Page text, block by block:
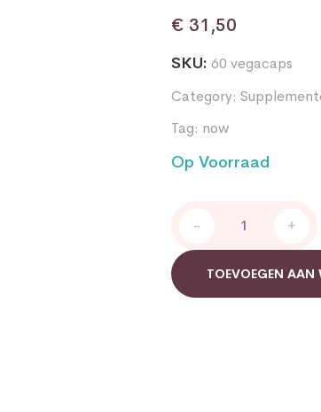
€ 31,50
SKU: 60 vegacaps
Category:
Tag: now
Op Voorraad
Now
quantity
- +
TOEVOEGEN AAN